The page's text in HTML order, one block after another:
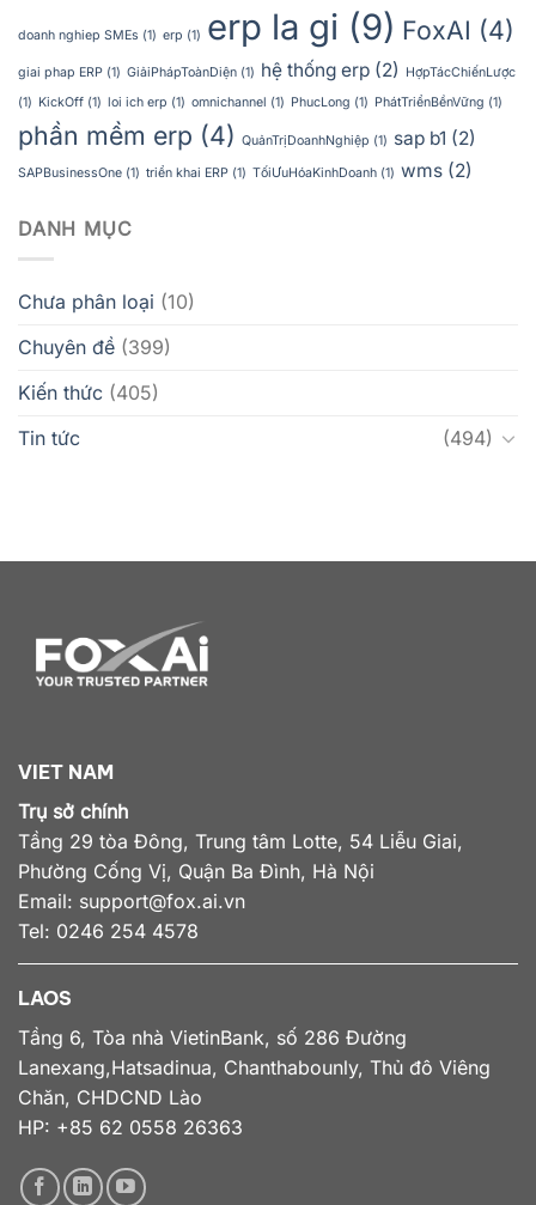
doanh nghiep SMEs (1) erp (1) erp la gi (9) FoxAI (4)
giai phap ERP (1) GiảiPhápToànDiện (1) hệ thống erp (2)
HợpTácChiếnLược
(1) KickOff (1) loi ich erp (1) omnichannel (1) PhucLong (1) PhátTriểnBềnVững (1)
phần mềm erp (4) QuảnTrịDoanhNghiệp (1) sap b1 (2)
SAPBusinessOne (1) triển khai ERP (1) TốiƯuHóaKinhDoanh (1) wms (2)
DANH MỤC
Chưa phân loại (10)
Chuyên đề (399)
Kiến thức (405)
Tin tức
(494)
VIET NAM
Trụ sở chính
Tầng 29 tòa Đông, Trung tâm Lotte, 54 Liễu Giai,
Phường Cống Vị, Quận Ba Đình, Hà Nội
Email: support@fox.ai.vn
Tel: 0246 254 4578
LAOS
Tầng 6, Tòa nhà VietinBank, số 286 Đường
Lanexang,Hatsadinua, Chanthabounly, Thủ đô Viêng
Chăn, CHDCND Lào
HP: +85 62 0558 26363